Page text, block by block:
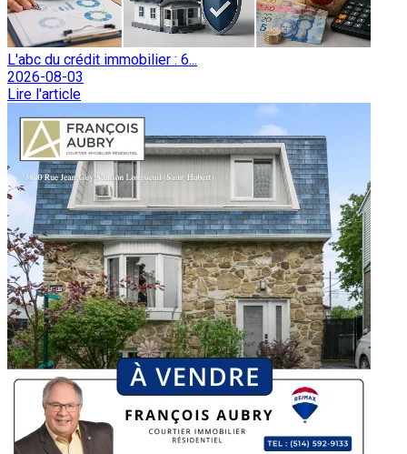
L'abc du crédit immobilier : 6...
2026-08-03
Lire l'article